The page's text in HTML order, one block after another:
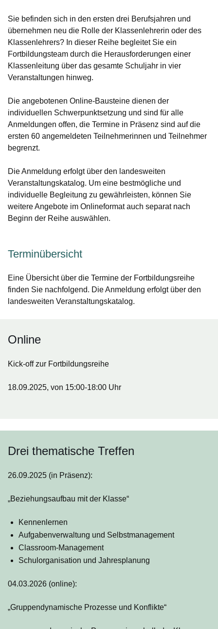
Sie befinden sich in den ersten drei Berufsjahren und
übernehmen neu die Rolle der Klassenlehrerin oder des
Klassenlehrers? In dieser Reihe begleitet Sie ein
Fortbildungsteam durch die Herausforderungen einer
Klassenleitung über das gesamte Schuljahr in vier
Veranstaltungen hinweg.
Die angebotenen Online-Bausteine dienen der
individuellen Schwerpunktsetzung und sind für alle
Anmeldungen offen, die Termine in Präsenz sind auf die
ersten 60 angemeldeten Teilnehmerinnen und Teilnehmer
begrenzt.
Die Anmeldung erfolgt über den landesweiten
Veranstaltungskatalog. Um eine bestmögliche und
individuelle Begleitung zu gewährleisten, können Sie
weitere Angebote im Onlineformat auch separat nach
Beginn der Reihe auswählen.
Terminübersicht
Eine Übersicht über die Termine der Fortbildungsreihe
finden Sie nachfolgend. Die Anmeldung erfolgt über den
landesweiten Veranstaltungskatalog.
Online
Kick-off zur Fortbildungsreihe
18.09.2025, von 15:00-18:00 Uhr
Drei thematische Treffen
26.09.2025 (in Präsenz):
„Beziehungsaufbau mit der Klasse“
Kennenlernen
Aufgabenverwaltung und Selbstmanagement
Classroom-Management
Schulorganisation und Jahresplanung
04.03.2026 (online):
„Gruppendynamische Prozesse und Konflikte“